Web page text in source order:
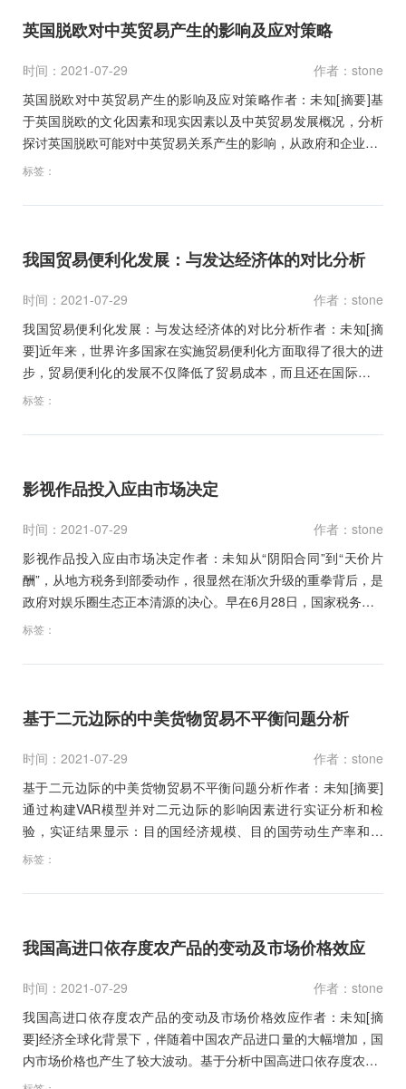
英国脱欧对中英贸易产生的影响及应对策略
时间：2021-07-29
作者：stone
英国脱欧对中英贸易产生的影响及应对策略作者：未知[摘要]基
于英国脱欧的文化因素和现实因素以及中英贸易发展概况，分析
探讨英国脱欧可能对中英贸易关系产生的影响，从政府和企业…
标签：
我国贸易便利化发展：与发达经济体的对比分析
时间：2021-07-29
作者：stone
我国贸易便利化发展：与发达经济体的对比分析作者：未知[摘
要]近年来，世界许多国家在实施贸易便利化方面取得了很大的进
步，贸易便利化的发展不仅降低了贸易成本，而且还在国际金融
危…
标签：
影视作品投入应由市场决定
时间：2021-07-29
作者：stone
影视作品投入应由市场决定作者：未知从“阴阳合同”到“天价片
酬”，从地方税务到部委动作，很显然在渐次升级的重拳背后，是
政府对娱乐圈生态正本清源的决心。早在6月28日，国家税务…
标签：
基于二元边际的中美货物贸易不平衡问题分析
时间：2021-07-29
作者：stone
基于二元边际的中美货物贸易不平衡问题分析作者：未知[摘要]
通过构建VAR模型并对二元边际的影响因素进行实证分析和检
验，实证结果显示：目的国经济规模、目的国劳动生产率和多
边…
标签：
我国高进口依存度农产品的变动及市场价格效应
时间：2021-07-29
作者：stone
我国高进口依存度农产品的变动及市场价格效应作者：未知[摘
要]经济全球化背景下，伴随着中国农产品进口量的大幅增加，国
内市场价格也产生了较大波动。基于分析中国高进口依存度农…